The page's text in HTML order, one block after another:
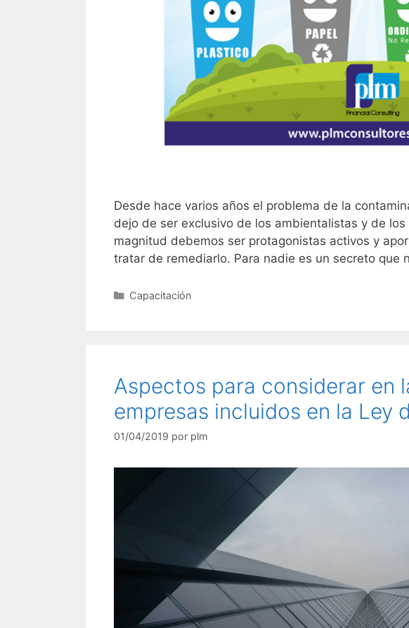
Desde hace varios años el problema de la
dejo de ser exclusivo de los ambientalistas y de
magnitud debemos ser protagonistas activos y
tratar de remediarlo. Para nadie es un secreto que
Capacitación
Aspectos para considerar en
empresas incluidos en la Ley
01/04/2019 por plm